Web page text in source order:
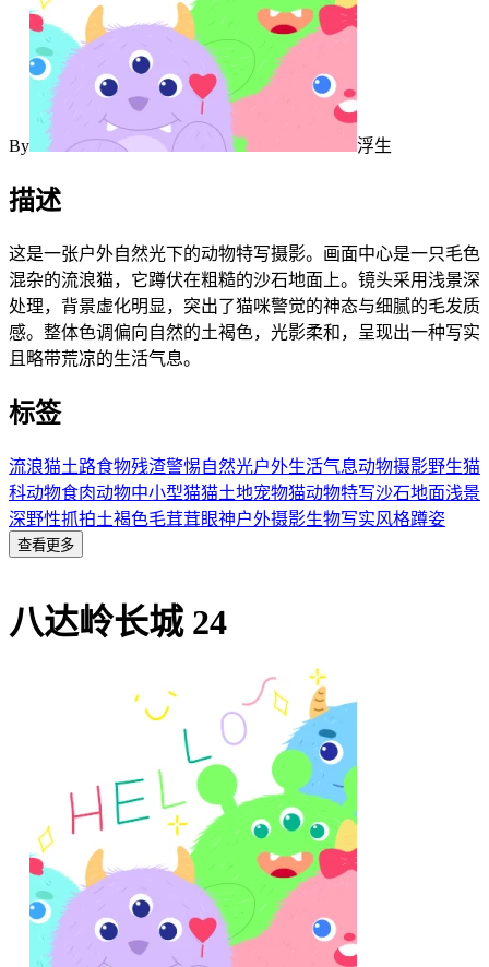
By 浮生
描述
这是一张户外自然光下的动物特写摄影。画面中心是一只毛色
混杂的流浪猫，它蹲伏在粗糙的沙石地面上。镜头采用浅景深
处理，背景虚化明显，突出了猫咪警觉的神态与细腻的毛发质
感。整体色调偏向自然的土褐色，光影柔和，呈现出一种写实
且略带荒凉的生活气息。
标签
流浪猫土路食物残渣警惕自然光户外生活气息动物摄影野生猫
科动物食肉动物中小型猫猫土地宠物猫动物特写沙石地面浅景
深野性抓拍土褐色毛茸茸眼神户外摄影生物写实风格蹲姿
查看更多
八达岭长城 24